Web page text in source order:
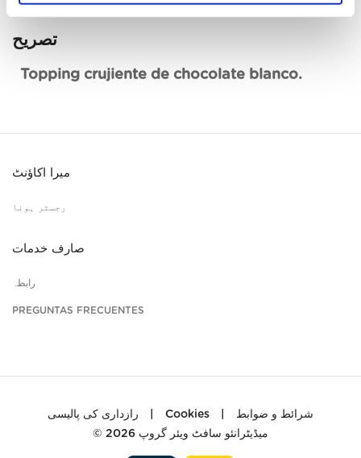
تصریح
Topping crujiente de chocolate blanco.
میرا اکاؤنٹ
رجسٹر ہونا
صارف خدمات
رابطہ
PREGUNTAS FRECUENTES
رازداری کی پالیسی Cookies
شرائط و ضوابط
© 2026 میڈیٹرانئو سافٹ ویئر گروپ